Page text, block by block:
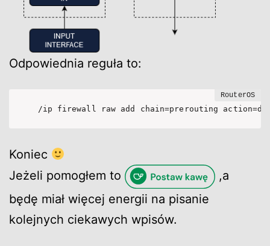
Odpowiednia reguła to:
/ip firewall raw add chain=prerouting
Koniec
Jeżeli pomogłem to
,a
będę miał więcej energii na pisanie
kolejnych ciekawych wpisów.